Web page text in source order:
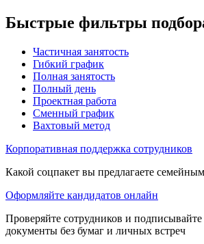
Быстрые фильтры
Частичная занятость
Гибкий график
Полная занятость
Полный день
Проектная работа
Сменный график
Вахтовый метод
Корпоративная поддержка сотрудников
Какой соцпакет вы предлагаете
Оформляйте кандидатов онлайн
Проверяйте сотрудников и
документы без бумаг и личных встреч